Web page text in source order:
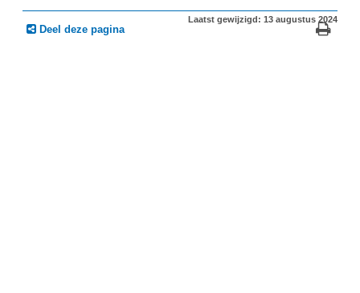
Deel deze pagina
Laatst gewijzigd: 13 augustus 2024